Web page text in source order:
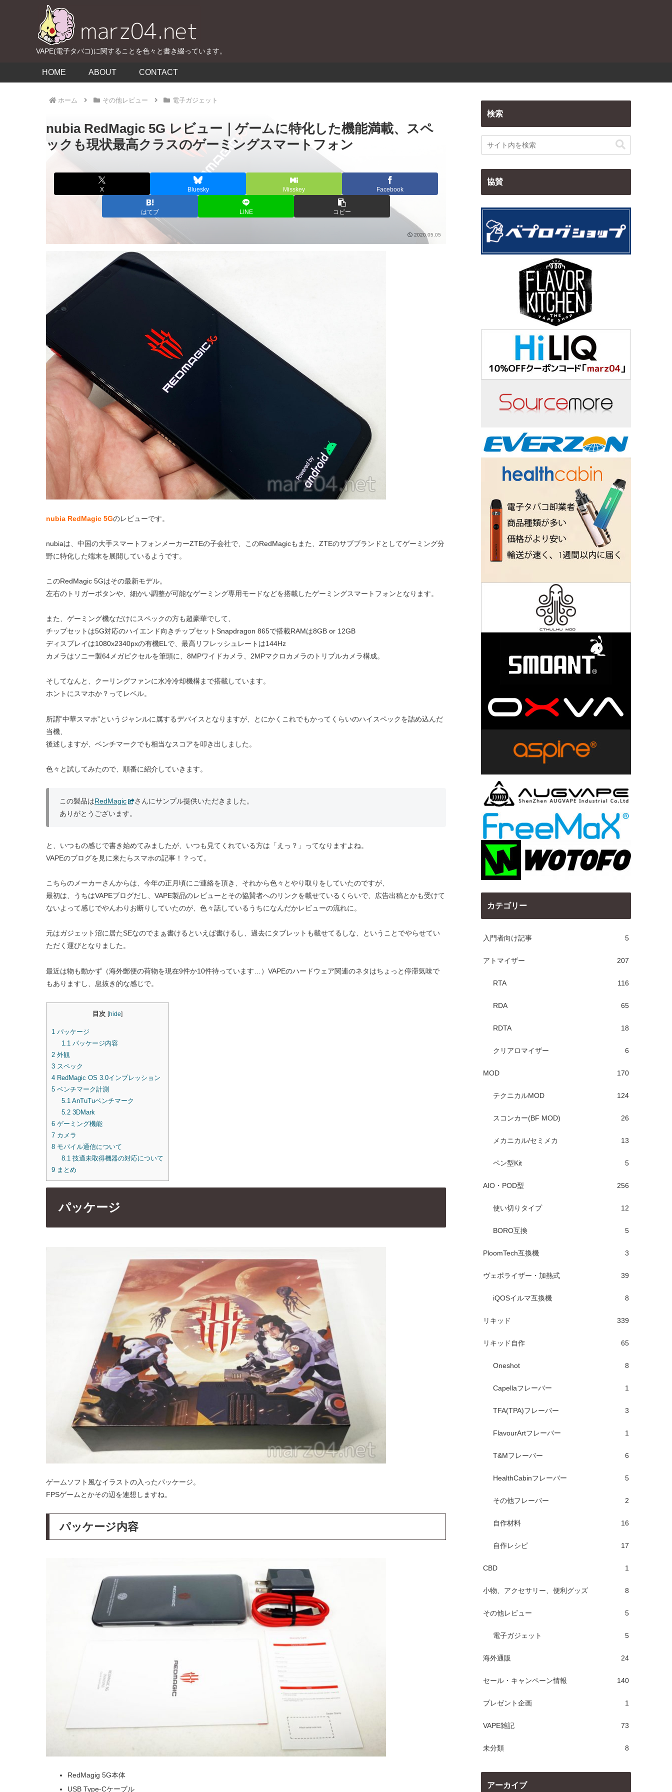
VAPE(電子タバコ)に関することを色々と書き綴っています。
HOME ABOUT CONTACT
ホーム その他レビュー 電子ガジェット
nubia RedMagic 5G レビュー｜ゲームに特化した機能満載、スペ
ックも現状最高クラスのゲーミングスマートフォン
X Bluesky Misskey Facebook
はてブ LINE コピー
2020.05.05
nubia RedMagic 5Gのレビューです。
nubiaは、中国の大手スマートフォンメーカーZTEの子会社で、このRedMagicもまた、ZTEのサブブランドとしてゲーミング分
野に特化した端末を展開しているようです。
このRedMagic 5Gはその最新モデル。
左右のトリガーボタンや、細かい調整が可能なゲーミング専用モードなどを搭載したゲーミングスマートフォンとなります。
また、ゲーミング機なだけにスペックの方も超豪華でして、
チップセットは5G対応のハイエンド向きチップセットSnapdragon 865で搭載RAMは8GB or 12GB
ディスプレイは1080x2340pxの有機ELで、最高リフレッシュレートは144Hz
カメラはソニー製64メガピクセルを筆頭に、8MPワイドカメラ、2MPマクロカメラのトリプルカメラ構成。
そしてなんと、クーリングファンに水冷冷却機構まで搭載しています。
ホントにスマホか？ってレベル。
所謂”中華スマホ”というジャンルに属するデバイスとなりますが、とにかくこれでもかってくらいのハイスペックを詰め込んだ
当機、
後述しますが、ベンチマークでも相当なスコアを叩き出しました。
色々と試してみたので、順番に紹介していきます。
この製品はRedMagic
さんにサンプル提供いただきました。
ありがとうございます。
と、いつもの感じで書き始めてみましたが、いつも見てくれている方は「えっ？」ってなりますよね。
VAPEのブログを見に来たらスマホの記事！？って。
こちらのメーカーさんからは、今年の正月頃にご連絡を頂き、それから色々とやり取りをしていたのですが、
最初は、うちはVAPEブログだし、VAPE製品のレビューとその協賛者へのリンクを載せているくらいで、広告出稿とかも受けて
ないよって感じでやんわりお断りしていたのが、色々話しているうちになんだかレビューの流れに。
元はガジェット沼に居たSEなのでまぁ書けるといえば書けるし、過去にタブレットも載せてるしな、ということでやらせてい
ただく運びとなりました。
最近は物も動かず（海外郵便の荷物を現在9件か10件待っています…）VAPEのハードウェア関連のネタはちょっと停滞気味で
もありますし、息抜き的な感じで。
目次 [hide]
1 パッケージ
1.1パッケージ内容
2 外観
3 スペック
4 RedMagic OS 3.0インプレッション
5 ベンチマーク計測
5.1AnTuTuベンチマーク
5.23DMark
6 ゲーミング機能
7 カメラ
8 モバイル通信について
8.1技適未取得機器の対応について
9 まとめ
パッケージ
ゲームソフト風なイラストの入ったパッケージ。
FPSゲームとかその辺を連想しますね。
パッケージ内容
RedMagig 5G本体
USB Type-Cケーブル
検索
協賛
カテゴリー
入門者向け記事 5
アトマイザー 207
RTA 116
RDA 65
RDTA 18
クリアロマイザー 6
MOD 170
テクニカルMOD 124
スコンカー(BF MOD) 26
メカニカル/セミメカ 13
ペン型Kit 5
AIO・POD型 256
使い切りタイプ 12
BORO互換 5
PloomTech互換機 3
ヴェポライザー・加熱式 39
iQOSイルマ互換機 8
リキッド 339
リキッド自作 65
Oneshot 8
Capellaフレーバー 1
TFA(TPA)フレーバー 3
FlavourArtフレーバー 1
T&Mフレーバー 6
HealthCabinフレーバー 5
その他フレーバー 2
自作材料 16
自作レシピ 17
CBD 1
小物、アクセサリー、便利グッズ 8
その他レビュー 5
電子ガジェット 5
海外通販 24
セール・キャンペーン情報 140
プレゼント企画 1
VAPE雑記 73
未分類 8
アーカイブ